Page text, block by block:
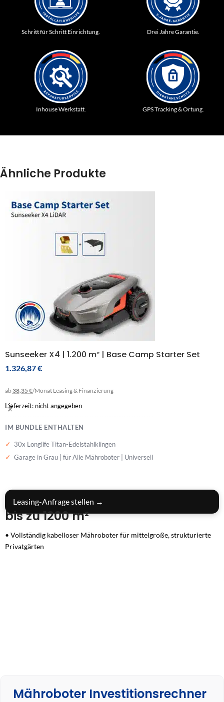
Schritt für Schritt Einrichtung. Drei Jahre Garantie.
Inhouse Werkstatt. GPS Tracking & Ortung.
Ähnliche Produkte
Sunseeker X4 | 1.200 m² | Base Camp Starter Set
1.326,87€
ab 38,35 €/Monat Leasing & Finanzierung
Lieferzeit: nicht angegeben
IM BUNDLE ENTHALTEN
30x Longlife Titan-Edelstahlklingen
Garage in Grau | für Alle Mähroboter | Universell
Leasing-Anfrage stellen →
bis zu 1200 m²
• Vollständig kabelloser Mähroboter für mittelgroße, strukturierte
Privatgärten
Mähroboter Investitionsrechner